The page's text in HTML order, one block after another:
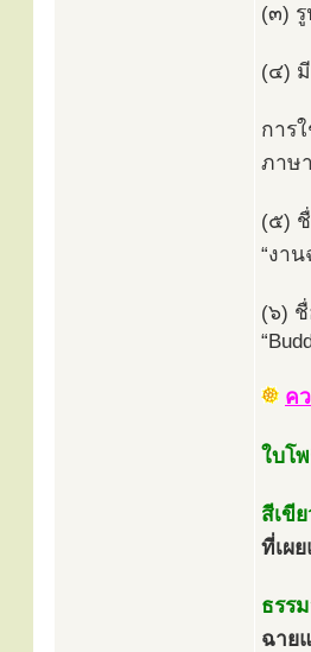
(๓)
(๔)
การ
ภาษ
(๕)
“งา
(๖)
ค
ใบโ
สีเขี
ที่เผ
ธรร
ฉาย